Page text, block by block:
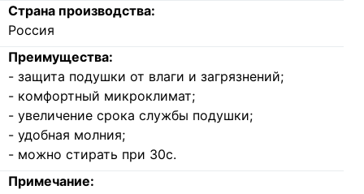
Страна производства:
Россия
Преимущества:
- защита подушки от влаги и загрязнений;
- комфортный микроклимат;
- увеличение срока службы подушки;
- удобная молния;
- можно стирать при 30с.
Примечание: